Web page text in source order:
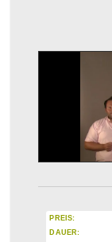
PREIS:
DAUER: